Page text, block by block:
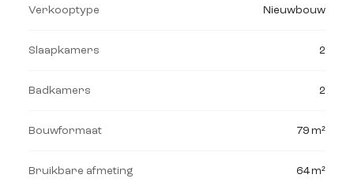
Verkooptype Nieuwbouw
Slaapkamers 2
Badkamers 2
Bouwformaat 79 m²
Bruikbare afmeting 64 m²